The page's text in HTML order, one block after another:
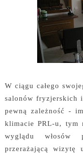
W ciągu całego
salonów fryzjerskich i
pewną zależność -
klimacie PRL-u, tym
wyglądu włosów
przerażającą wizytę